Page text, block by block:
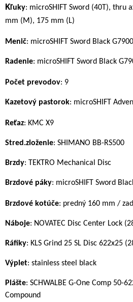
Kľuky: microSHIFT Sword (40T), thru
mm (M), 175 mm (L)
Menič: microSHIFT Sword Black
Radenie: microSHIFT Sword Black
Počet prevodov: 9
Kazetový pastorok: microSHIFT
Reťaz: KMC X9
Stred.zloženie: SHIMANO BB-RS500
Brzdy: TEKTRO Mechanical Disc
Brzdové páky: microSHIFT Sword
Brzdové kotúče: predný 160 mm /
Náboje: NOVATEC Disc Center Lock
Ráfiky: KLS Grind 25 SL Disc 622x25
Výplet: stainless steel black
Plášte: SCHWALBE G-One Comp 50-
Compound